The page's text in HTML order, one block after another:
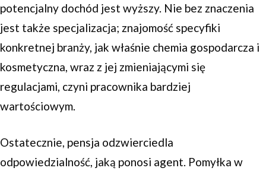
potencjalny dochód jest wyższy. Nie bez znaczenia
jest także specjalizacja; znajomość specyfiki
konkretnej branży, jak właśnie chemia gospodarcza i
kosmetyczna, wraz z jej zmieniającymi się
regulacjami, czyni pracownika bardziej
wartościowym.
Ostatecznie, pensja odzwierciedla
odpowiedzialność, jaką ponosi agent. Pomyłka w